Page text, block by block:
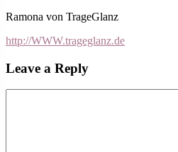
Ramona von TrageGlanz
http://WWW.trageglanz.de
Leave a Reply